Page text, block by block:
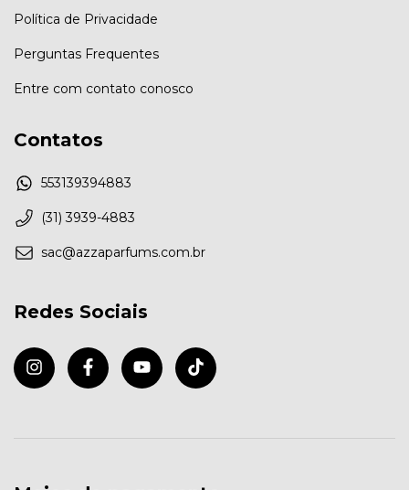
Política de Privacidade
Perguntas Frequentes
Entre com contato conosco
Contatos
553139394883
(31) 3939-4883
sac@azzaparfums.com.br
Redes Sociais